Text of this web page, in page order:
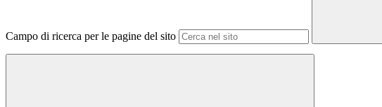
Campo di ricerca per le pagine del sito